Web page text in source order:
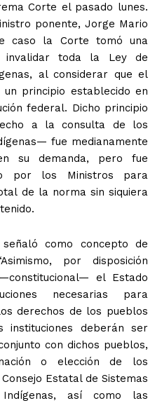
Corte el pasado lunes.
ponente, Jorge Mario
caso la Corte tomó una
invalidar toda la Ley de
al considerar que el
principio establecido en
federal. Dicho principio
a la consulta de los
fue medianamente
su demanda, pero fue
por los Ministros para
de la norma sin siquiera
como concepto de
por disposición
el Estado
necesarias para
derechos de los pueblos
instituciones deberán ser
con dichos pueblos,
o elección de los
Estatal de Sistemas
Indígenas, así como las